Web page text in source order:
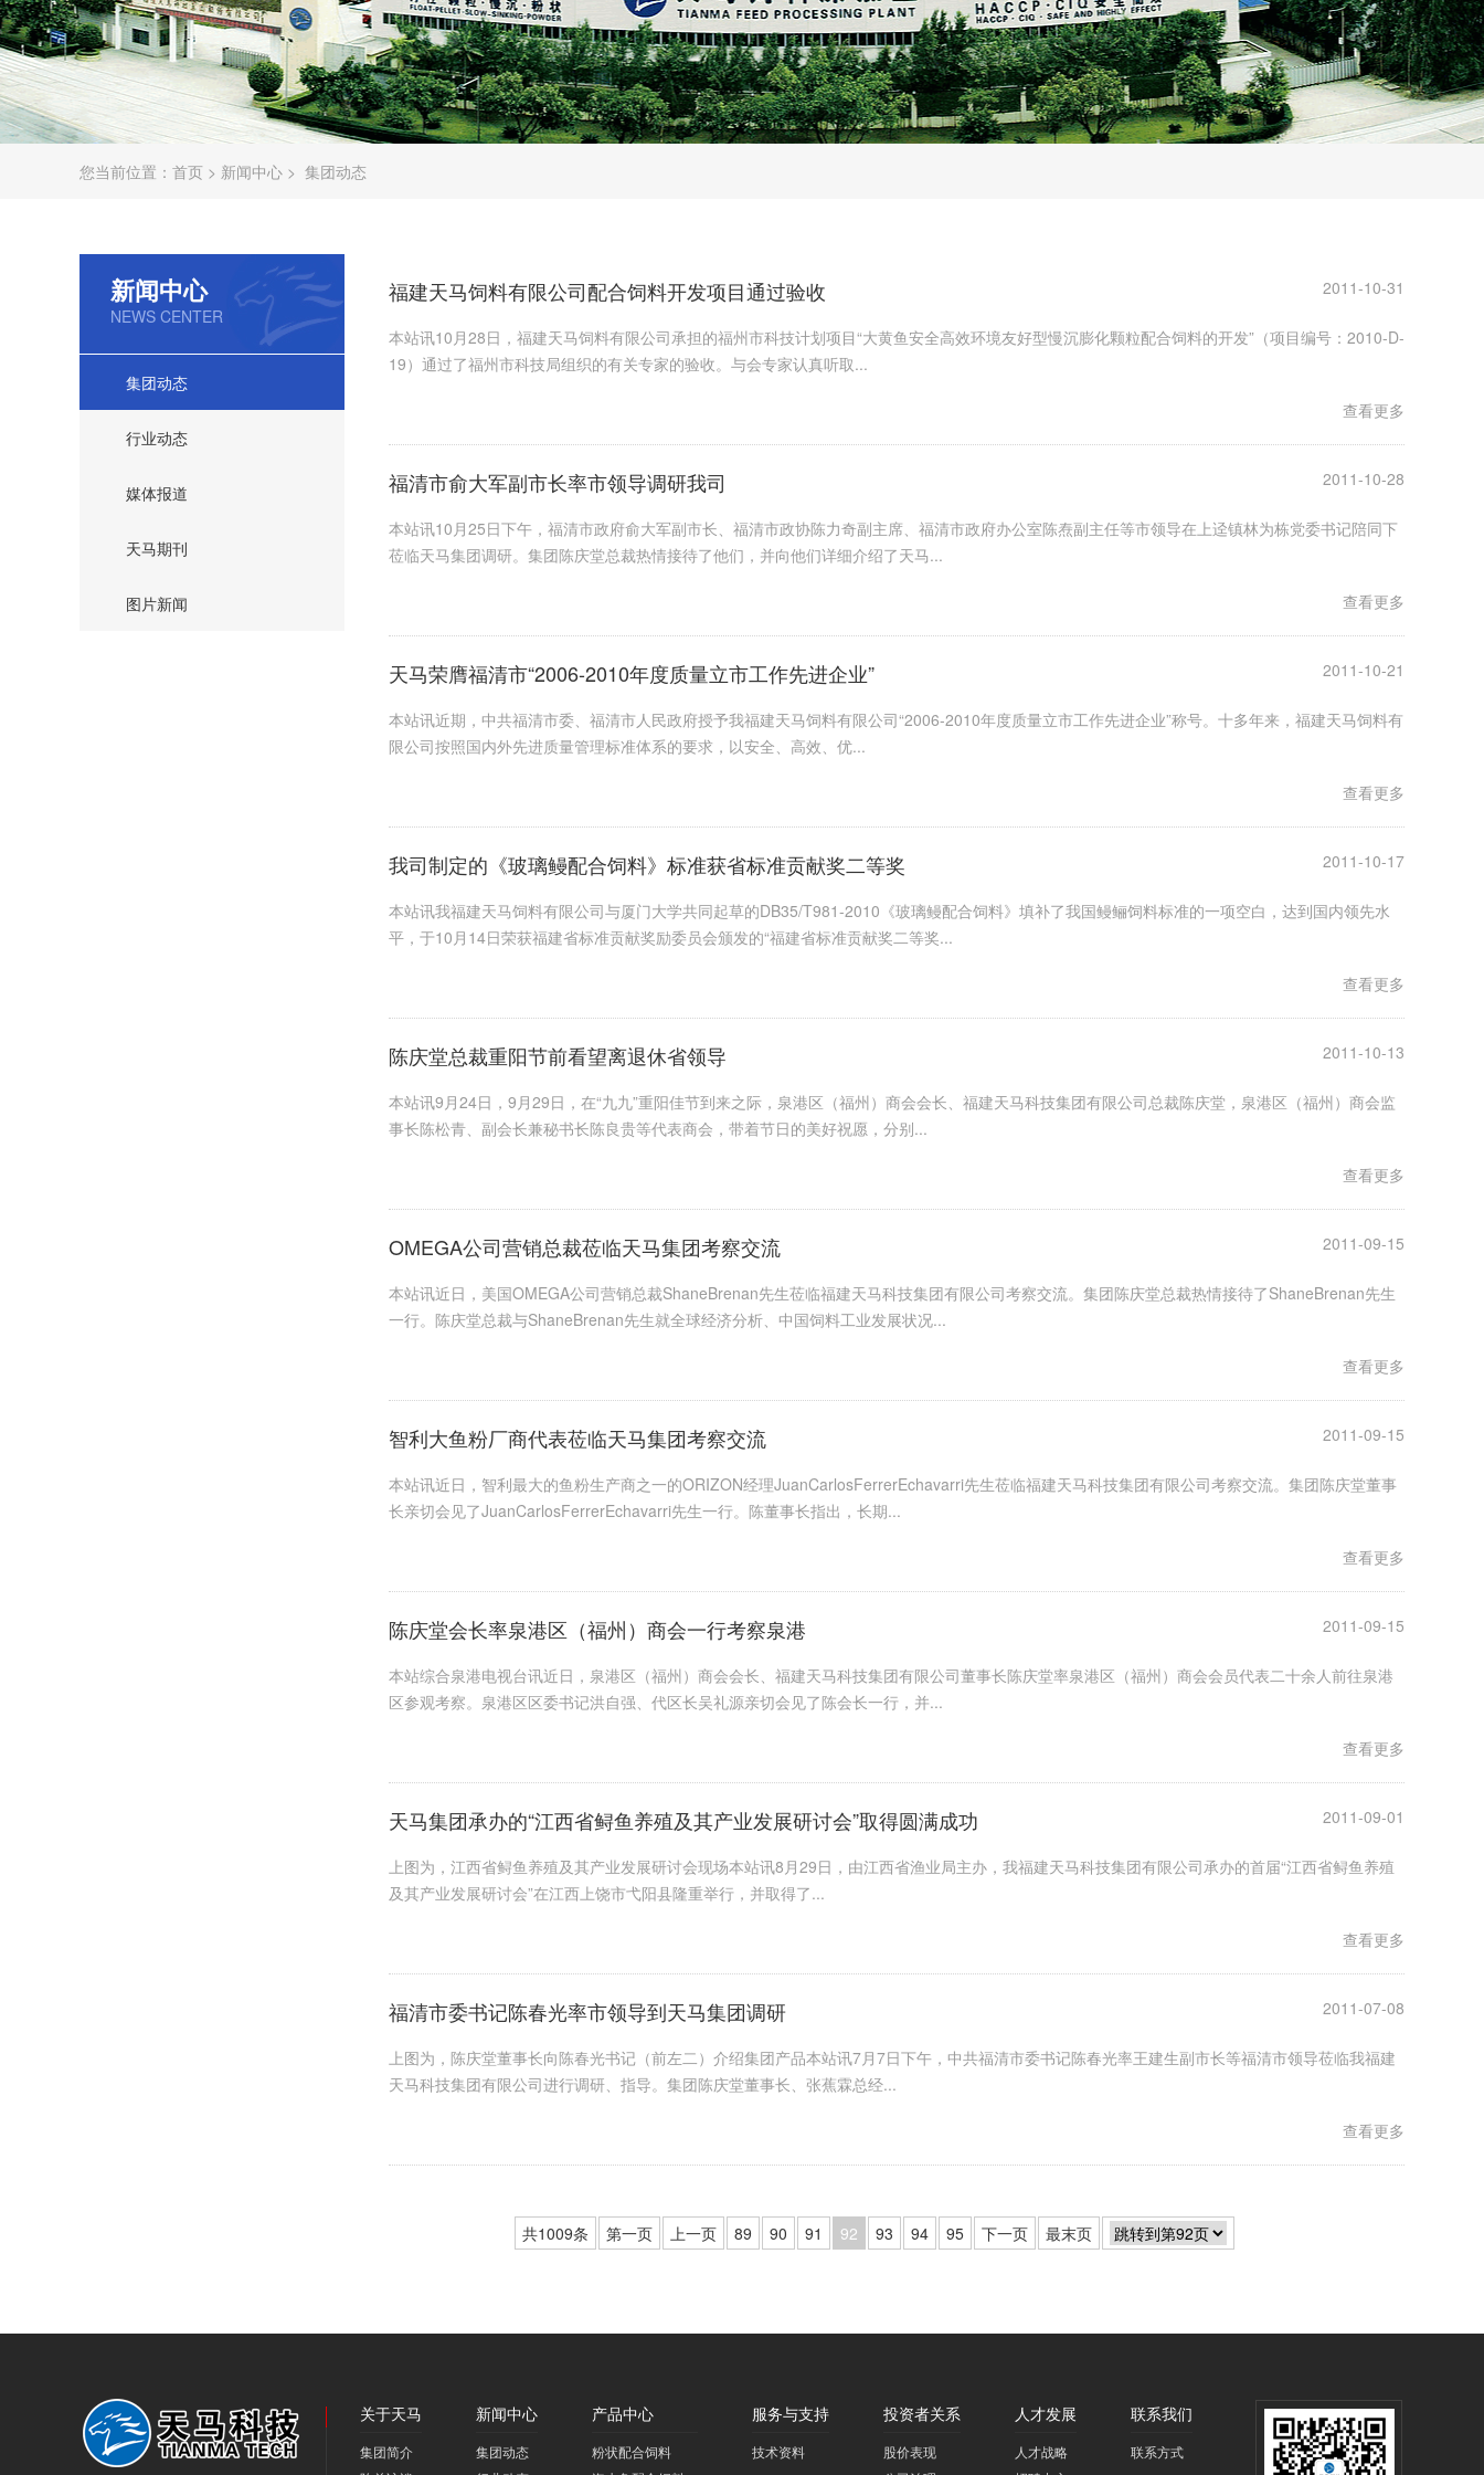
您当前位置： 首页 > 新闻中心 > 集团动态
新闻中心
NEWS CENTER
集团动态
行业动态
媒体报道
天马期刊
图片新闻
福建天马饲料有限公司配合饲料开发项目通过验收 2011-10-31
本站讯10月28日，福建天马饲料有限公司承担的福州市科技计划项目“大黄鱼安全高效环境友好型慢沉膨化颗粒配合饲料的开发”（项目编号：2010-D-
19）通过了福州市科技局组织的有关专家的验收。与会专家认真听取...
查看更多
福清市俞大军副市长率市领导调研我司 2011-10-28
本站讯10月25日下午，福清市政府俞大军副市长、福清市政协陈力奇副主席、福清市政府办公室陈焘副主任等市领导在上迳镇林为栋党委书记陪同下
莅临天马集团调研。集团陈庆堂总裁热情接待了他们，并向他们详细介绍了天马...
查看更多
天马荣膺福清市“2006-2010年度质量立市工作先进企业” 2011-10-21
本站讯近期，中共福清市委、福清市人民政府授予我福建天马饲料有限公司“2006-2010年度质量立市工作先进企业”称号。十多年来，福建天马饲料有
限公司按照国内外先进质量管理标准体系的要求，以安全、高效、优...
查看更多
我司制定的《玻璃鳗配合饲料》标准获省标准贡献奖二等奖 2011-10-17
本站讯我福建天马饲料有限公司与厦门大学共同起草的DB35/T981-2010《玻璃鳗配合饲料》填补了我国鳗鲡饲料标准的一项空白，达到国内领先水
平，于10月14日荣获福建省标准贡献奖励委员会颁发的“福建省标准贡献奖二等奖...
查看更多
陈庆堂总裁重阳节前看望离退休省领导 2011-10-13
本站讯9月24日，9月29日，在“九九”重阳佳节到来之际，泉港区（福州）商会会长、福建天马科技集团有限公司总裁陈庆堂，泉港区（福州）商会监
事长陈松青、副会长兼秘书长陈良贵等代表商会，带着节日的美好祝愿，分别...
查看更多
OMEGA公司营销总裁莅临天马集团考察交流 2011-09-15
本站讯近日，美国OMEGA公司营销总裁ShaneBrenan先生莅临福建天马科技集团有限公司考察交流。集团陈庆堂总裁热情接待了ShaneBrenan先生
一行。陈庆堂总裁与ShaneBrenan先生就全球经济分析、中国饲料工业发展状况...
查看更多
智利大鱼粉厂商代表莅临天马集团考察交流 2011-09-15
本站讯近日，智利最大的鱼粉生产商之一的ORIZON经理JuanCarlosFerrerEchavarri先生莅临福建天马科技集团有限公司考察交流。集团陈庆堂董事
长亲切会见了JuanCarlosFerrerEchavarri先生一行。陈董事长指出，长期...
查看更多
陈庆堂会长率泉港区（福州）商会一行考察泉港 2011-09-15
本站综合泉港电视台讯近日，泉港区（福州）商会会长、福建天马科技集团有限公司董事长陈庆堂率泉港区（福州）商会会员代表二十余人前往泉港
区参观考察。泉港区区委书记洪自强、代区长吴礼源亲切会见了陈会长一行，并...
查看更多
天马集团承办的“江西省鲟鱼养殖及其产业发展研讨会”取得圆满成功 2011-09-01
上图为，江西省鲟鱼养殖及其产业发展研讨会现场本站讯8月29日，由江西省渔业局主办，我福建天马科技集团有限公司承办的首届“江西省鲟鱼养殖
及其产业发展研讨会”在江西上饶市弋阳县隆重举行，并取得了...
查看更多
福清市委书记陈春光率市领导到天马集团调研 2011-07-08
上图为，陈庆堂董事长向陈春光书记（前左二）介绍集团产品本站讯7月7日下午，中共福清市委书记陈春光率王建生副市长等福清市领导莅临我福建
天马科技集团有限公司进行调研、指导。集团陈庆堂董事长、张蕉霖总经...
查看更多
共1009条 第一页 上一页 89 90 91 92 93 94 95 下一页 最末页
关于天马
集团简介
新闻中心
集团动态
产品中心
粉状配合饲料
服务与支持
技术资料
投资者关系
股价表现
人才发展
人才战略
联系我们
联系方式